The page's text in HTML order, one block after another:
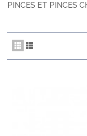
PINCES ET PINCES